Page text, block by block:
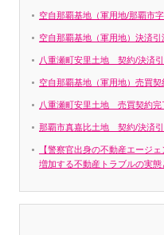
空自那覇基地（軍用地/那覇市
空自那覇基地（軍用地）決済引
八重瀬町安里土地 契約/決済
空自那覇基地（軍用地）売買契
八重瀬町安里土地 売買契約完
那覇市真嘉比土地 契約/決済
【警察官出身の不動産エージ
増加する不動産トラブルの実態